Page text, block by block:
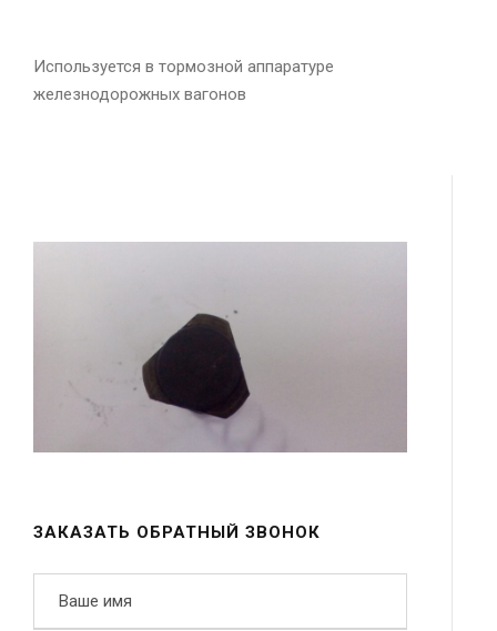
Используется в тормозной аппаратуре
железнодорожных вагонов
ЗАКАЗАТЬ ОБРАТНЫЙ ЗВОНОК